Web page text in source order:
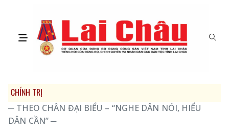
CHÍNH TRỊ
─ THEO CHÂN ĐẠI BIỂU – “NGHE DÂN NÓI, HIỂU
DÂN CẦN” ─